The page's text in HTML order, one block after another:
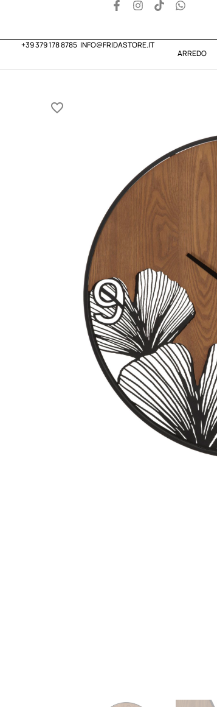
+39 379 178 8785 INFO@FRIDASTORE.IT
ARREDO